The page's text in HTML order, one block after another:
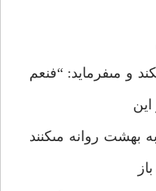
و مى‏فرمايد: “فنعم
بهشت روانه مى‏كنند